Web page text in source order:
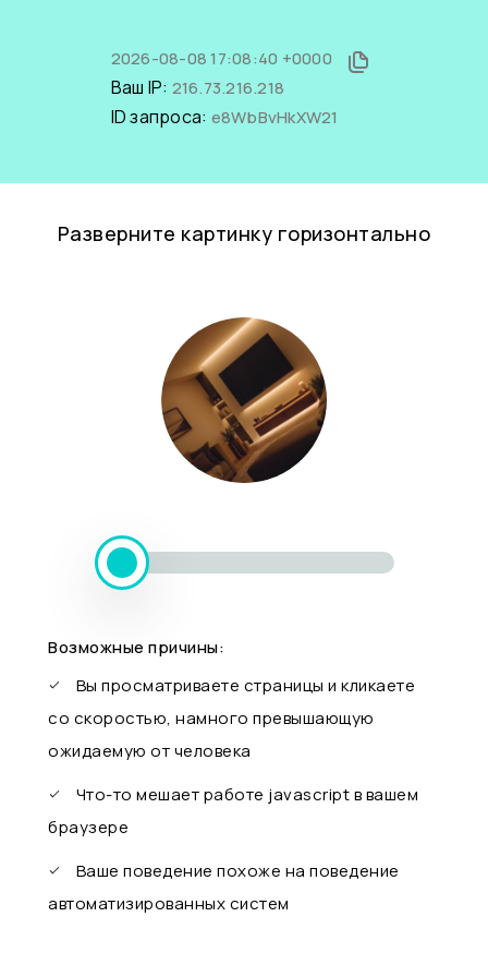
2026-08-08 17:08:40 +0000
Ваш IP: 216.73.216.218
ID запроса: e8WbBvHkXW21
Разверните картинку горизонтально
Возможные причины:
Вы просматриваете страницы и кликаете
со скоростью, намного превышающую
ожидаемую от человека
Что-то мешает работе javascript в вашем
браузере
Ваше поведение похоже на поведение
автоматизированных систем